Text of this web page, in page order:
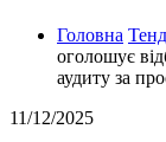
Головна
оголошує
аудиту за
11/12/2025